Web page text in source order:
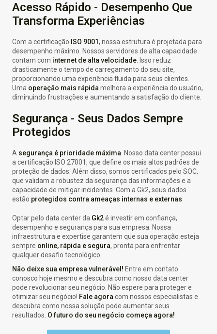
Acesso Rápido - Desempenho Que
Transforma Experiências
Com a certificação ISO 9001, nossa estrutura é projetada para
desempenho máximo. Nossos servidores de alta capacidade
contam com internet de alta velocidade . Isso reduz
drasticamente o tempo de carregamento do seu site,
proporcionando uma experiência fluida para seus clientes.
Uma operação mais rápida melhora a experiência do usuário,
diminuindo frustrações e aumentando a satisfação do cliente.
Segurança - Seus Dados Sempre
Protegidos
A segurança é prioridade máxima . Nosso data center possui
a certificação ISO 27001, que define os mais altos padrões de
proteção de dados. Além disso, somos certificados pelo SOC,
que validam a robustez da segurança das informações e a
capacidade de mitigar incidentes. Com a Gk2, seus dados
estão protegidos contra ameaças internas e externas
Optar pelo data center da Gk2é investir em confiança,
desempenho e segurança para sua empresa. Nossa
infraestrutura e expertise garantem que sua operação esteja
sempre online, rápida e segura, pronta para enfrentar
qualquer desafio tecnológico.
Não deixe sua empresa vulnerável! Entre em contato
conosco hoje mesmo e descubra como nosso data center
pode revolucionar seu negócio. Não espere para proteger e
otimizar seu negócio! Fale agora com nossos especialistas e
descubra como nossa solução pode aumentar seus
resultados. O futuro do seu negócio começa agora!